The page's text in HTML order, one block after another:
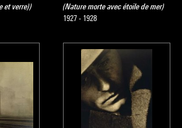
et verre))
(Nature morte avec étoile de mer)
1927 - 1928